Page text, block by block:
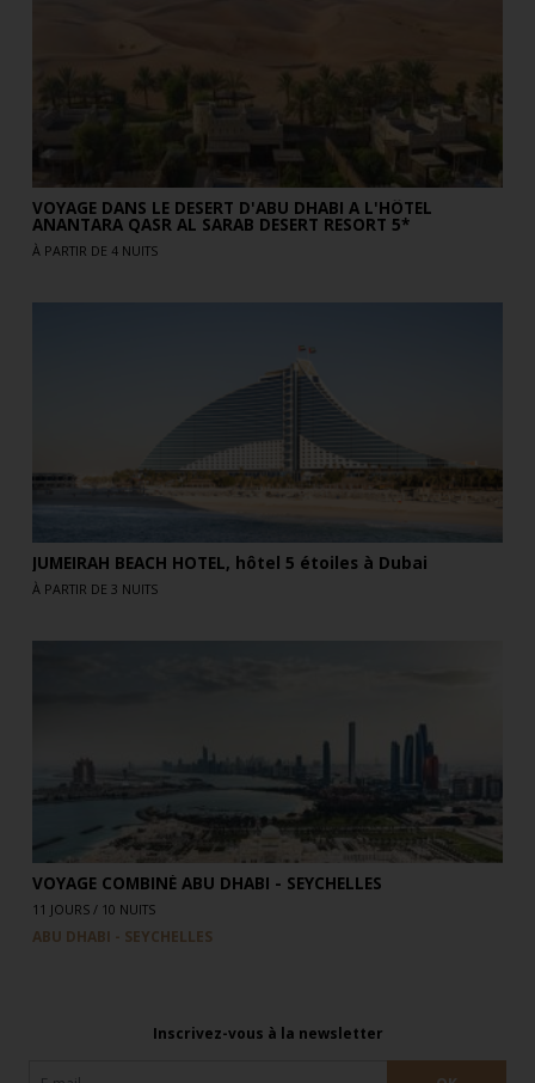
VOYAGE DANS LE DESERT D'ABU DHABI A L'HÔTEL
ANANTARA QASR AL SARAB DESERT RESORT 5*
À PARTIR DE 4 NUITS
JUMEIRAH BEACH HOTEL, hôtel 5 étoiles à Dubai
À PARTIR DE 3 NUITS
VOYAGE COMBINÉ ABU DHABI - SEYCHELLES
11 JOURS / 10 NUITS
ABU DHABI - SEYCHELLES
Inscrivez-vous à la newsletter